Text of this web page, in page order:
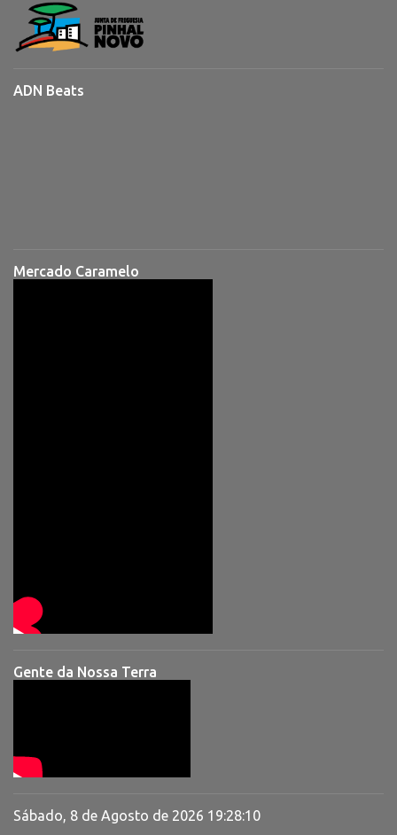
ADN Beats
Mercado Caramelo
Gente da Nossa Terra
Sábado, 8 de Agosto de 2026 19:28:11